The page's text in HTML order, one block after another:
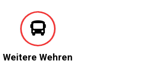
Weitere Wehren